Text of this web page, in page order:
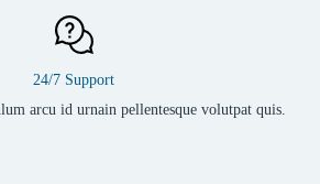
24/7 Support
arcu id urnain pellentesque volutpat quis.